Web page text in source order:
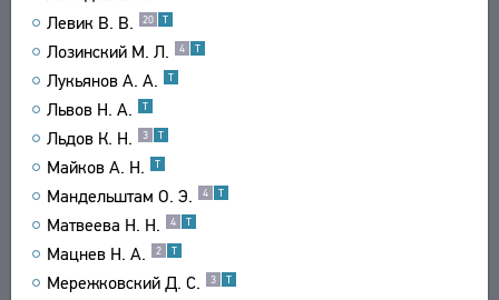
Левик В. В. 20 Т
Лозинский М. Л. 4 Т
Лукьянов А. А. Т
Львов Н. А. Т
Льдов К. Н. 3 Т
Майков А. Н. Т
Мандельштам О. Э. 4 Т
Матвеева Н. Н. 4 Т
Мацнев Н. А. 2 Т
Мережковский Д. С. 3 Т